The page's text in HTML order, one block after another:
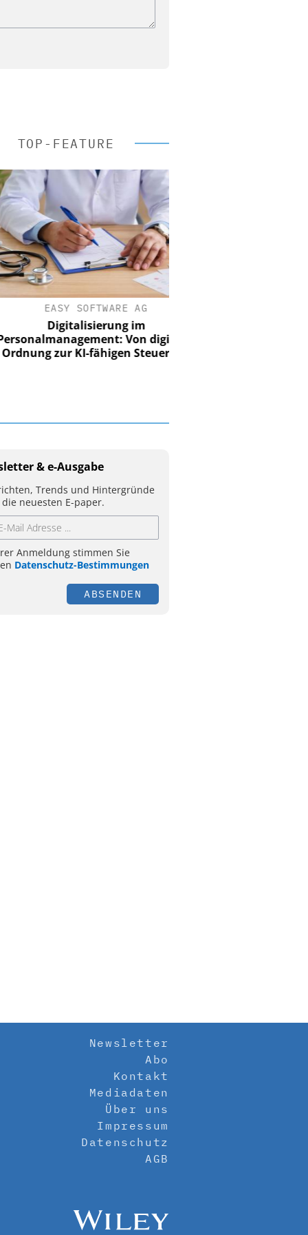
TOP-FEATURE
EASY SOFTWARE AG
Digitalisierung im
Von digitaler
zur KI-fähigen Steuerung
& e-Ausgabe
Trends und Hintergründe
neuesten E-paper.
Anmeldung stimmen Sie
Datenschutz-Bestimmungen
ABSENDEN
Newsletter
Abo
Kontakt
Mediadaten
Über uns
Impressum
Datenschutz
AGB